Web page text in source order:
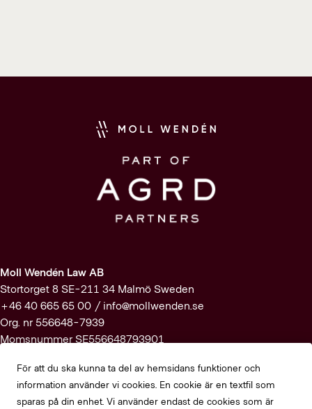
För att du ska kunna ta del av hemsidans funktioner och
information använder vi cookies. En cookie är en textfil som
sparas på din enhet. Vi använder endast de cookies som är
Moll Wendén Law AB
Stortorget 8 SE-211 34 Malmö Sweden
+46 40 665 65 00 / info@mollwenden.se
Org. nr 556648-7939
Momsnummer SE556648793901
Prenumerera på vårt nyhetsbrev
Registrera dig här